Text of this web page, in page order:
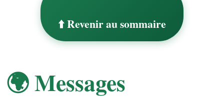
⬆️ Revenir au sommaire
🌍 Messages